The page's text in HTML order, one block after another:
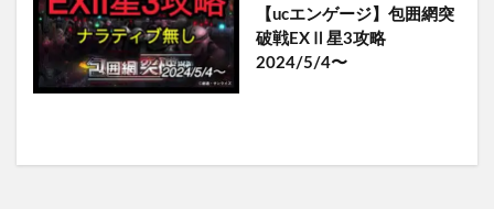
【ucエンゲージ】包囲網突
破戦EXⅡ星3攻略
2024/5/4〜